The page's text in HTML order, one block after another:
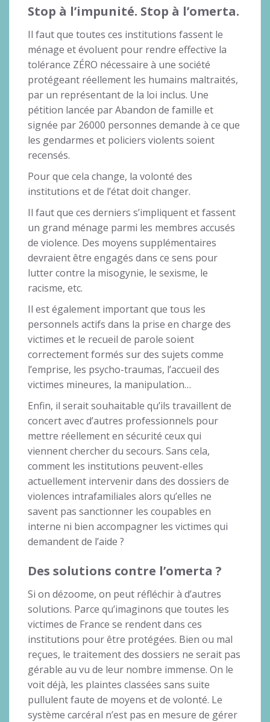
Stop à l’impunité. Stop à l’omerta.
Il faut que toutes ces institutions fassent le
ménage et évoluent pour rendre effective la
tolérance ZÉRO nécessaire à une société
protégeant réellement les humains maltraités,
par un représentant de la loi inclus. Une
pétition lancée par Abandon de famille et
signée par 26000 personnes demande à ce que
les gendarmes et policiers violents soient
recensés.
Pour que cela change, la volonté des
institutions et de l’état doit changer.
Il faut que ces derniers s’impliquent et fassent
un grand ménage parmi les membres accusés
de violence. Des moyens supplémentaires
devraient être engagés dans ce sens pour
lutter contre la misogynie, le sexisme, le
racisme, etc.
Il est également important que tous les
personnels actifs dans la prise en charge des
victimes et le recueil de parole soient
correctement formés sur des sujets comme
l’emprise, les psycho-traumas, l’accueil des
victimes mineures, la manipulation…
Enfin, il serait souhaitable qu’ils travaillent de
concert avec d’autres professionnels pour
mettre réellement en sécurité ceux qui
viennent chercher du secours. Sans cela,
comment les institutions peuvent-elles
actuellement intervenir dans des dossiers de
violences intrafamiliales alors qu’elles ne
savent pas sanctionner les coupables en
interne ni bien accompagner les victimes qui
demandent de l’aide ?
Des solutions contre l’omerta ?
Si on dézoome, on peut réfléchir à d’autres
solutions. Parce qu’imaginons que toutes les
victimes de France se rendent dans ces
institutions pour être protégées. Bien ou mal
reçues, le traitement des dossiers ne serait pas
gérable au vu de leur nombre immense. On le
voit déjà, les plaintes classées sans suite
pullulent faute de moyens et de volonté. Le
système carcéral n’est pas en mesure de gérer